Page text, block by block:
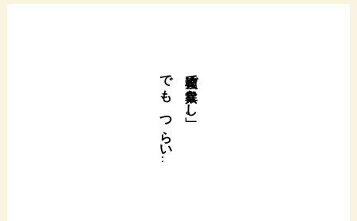
検査で「異常なし」。
でも、つらい
…